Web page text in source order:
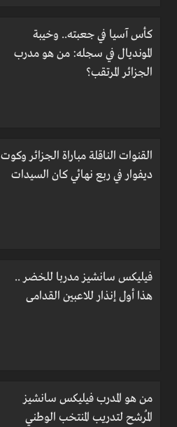
كأس آسيا في جعبته.. وخيبة
المونديال في سجله: من هو مدرب
الجزائر المرتقب؟
القنوات الناقلة مباراة الجزائر وكوت
ديفوار في ربع نهائي كان السيدات
فيليكس سانشيز مدربا للخضر ..
هذا أول إنذار للاعبين القدامى
من هو المدرب فيليكس سانشيز
المُرشح لتدريب المنتخب الوطني